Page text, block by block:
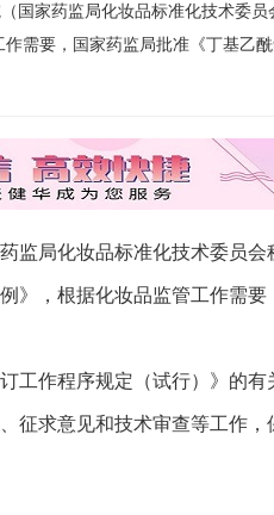
国家药监局化妆品标准化技术委
需要，国家药监局批准《丁基乙
监局化妆品标准化技术委员会
》，根据化妆品监管工作需
工作程序规定（试行）》的有
征求意见和技术审查等工作，